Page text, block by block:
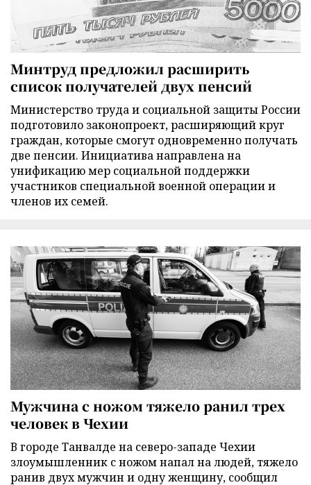
Минтруд предложил расширить
список получателей двух пенсий
Министерство труда и социальной защиты России
подготовило законопроект, расширяющий круг
граждан, которые смогут одновременно получать
две пенсии. Инициатива направлена на
унификацию мер социальной поддержки
участников специальной военной операции и
членов их семей.
Мужчина с ножом тяжело ранил трех
человек в Чехии
В городе Танвалде на северо-западе Чехии
злоумышленник с ножом напал на людей, тяжело
ранив двух мужчин и одну женщину, сообщил